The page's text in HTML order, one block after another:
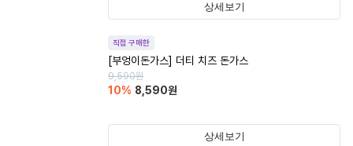
상세보기
직접 구매한
[부엉이돈가스] 더티 치즈 돈가스
9,590원
10% 8,590원
상세보기